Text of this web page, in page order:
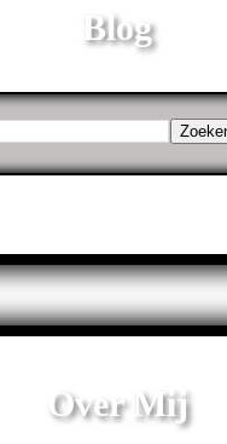
Blog
Over Mij